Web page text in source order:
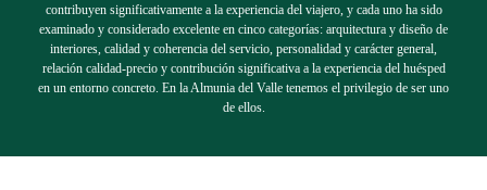
contribuyen significativamente a la experiencia del viajero, y cada uno ha sido
examinado y considerado excelente en cinco categorías: arquitectura y diseño de
interiores, calidad y coherencia del servicio, personalidad y carácter general,
relación calidad-precio y contribución significativa a la experiencia del huésped
en un entorno concreto. En la Almunia del Valle tenemos el privilegio de ser uno
de ellos.